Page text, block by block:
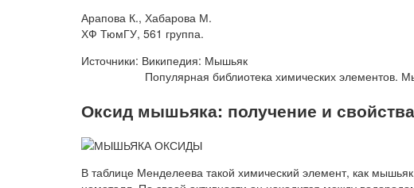
Арапова К., Хабарова М.
ХФ ТюмГУ, 561 группа.
Источники: Википедия: Мышьяк
Популярная библиотека химических элементов.
Оксид мышьяка: получение и свойства
В таблице Менделеева такой химический элемент, как